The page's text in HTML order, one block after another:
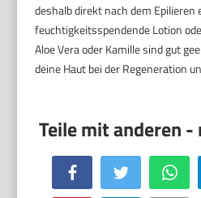
deshalb direkt nach dem Epilieren
feuchtigkeitsspendende Lotion
Aloe Vera oder Kamille sind gut
deine Haut bei der Regeneration
Facebook Twitter